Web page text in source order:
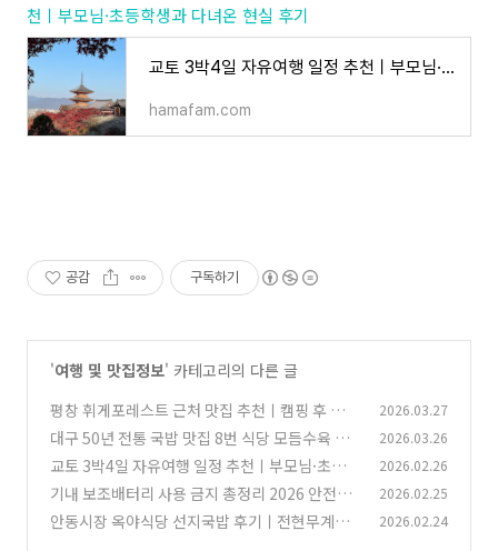
천ㅣ부모님·초등학생과 다녀온 현실 후기
교토 3박4일 자유여행 일정 추천ㅣ부모님·초등학생과 다녀온 현실 후기
hamafam.com
공감 구독하기
'여행 및 맛집정보' 카테고리의 다른 글
평창 휘게포레스트 근처 맛집 추천ㅣ캠핑 후 들른
손두부집 솔직 후기
(0)
2026.03.27
대구 50년 전통 국밥 맛집 8번 식당 모듬수육 솔
직 후기 (0)
2026.03.26
교토 3박4일 자유여행 일정 추천ㅣ부모님·초등
학생과 다녀온 현실 후기
(0)
2026.02.26
기내 보조배터리 사용 금지 총정리 2026 안전규
정·위탁수하물 금지·기내반입 기준까지
(0)
2026.02.25
안동시장 옥야식당 선지국밥 후기ㅣ전현무계획·
2026.02.24